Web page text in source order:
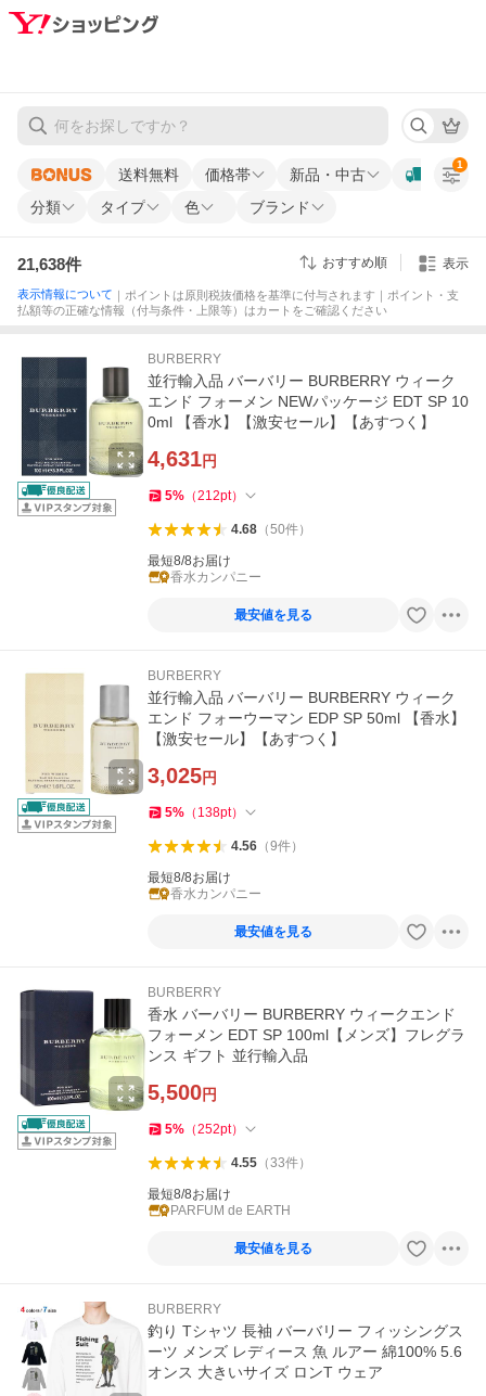
送料無料 価格帯
新品・中古
分類
タイプ 色 ブランド
1
21,638件 おすすめ順 表示
表示情報について ｜ポイントは原則税抜価格を基準に付与されます｜ポイント・支
払額等の正確な情報（付与条件・上限等）はカートをご確認ください
BURBERRY
並行輸入品 バーバリー BURBERRY ウィーク
エンド フォーメン NEWパッケージ EDT SP 10
0ml 【香水】【激安セール】【あすつく】
4,631円
5% （212pt）
4.68（50件）
最短8/8お届け
香水カンパニー
最安値を見る
BURBERRY
並行輸入品 バーバリー BURBERRY ウィーク
エンド フォーウーマン EDP SP 50ml 【香水】
【激安セール】【あすつく】
3,025円
5% （ 138pt）
4.56（9件）
最短8/8お届け
香水カンパニー
最安値を見る
BURBERRY
香水 バーバリー BURBERRY ウィークエンド
フォーメン EDT SP 100ml【メンズ】フレグラ
ンス ギフト 並行輸入品
5,500円
5% （252pt）
4.55（33件）
最短8/8お届け
PARFUM de EARTH
最安値を見る
BURBERRY
釣り Tシャツ 長袖 バーバリー フィッシングス
ーツ メンズ レディース 魚 ルアー 綿100% 5.6
オンス 大きいサイズ ロンT ウェア